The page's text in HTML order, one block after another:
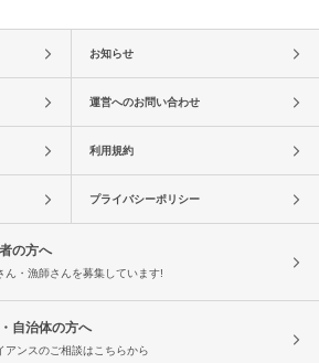
お知らせ
運営へのお問い合わせ
利用規約
プライバシーポリシー
の方へ
ん・漁師さんを募集しています!
自治体の方へ
アンスのご相談はこちらから